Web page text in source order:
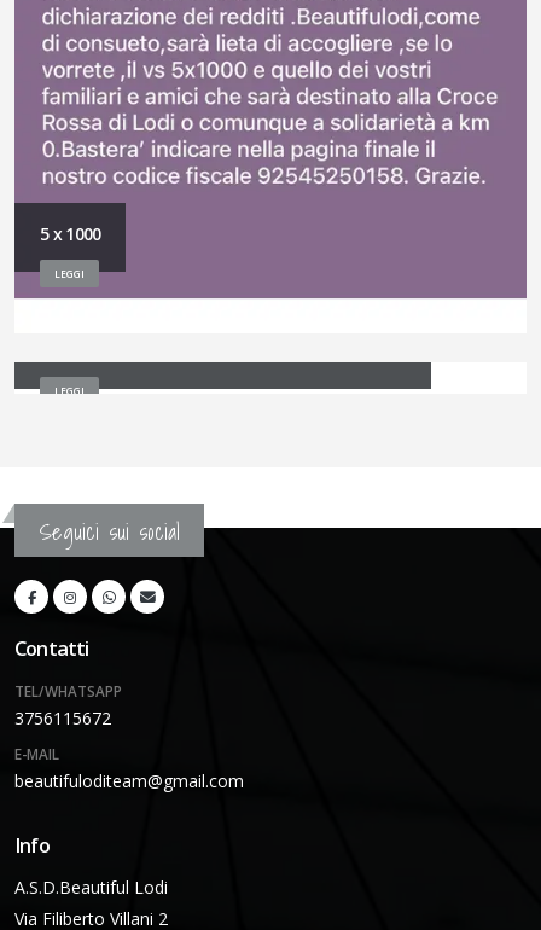
5 x 1000
LEGGI
LEGGI
Seguici sui social
Contatti
TEL/WHATSAPP
3756115672
E-MAIL
beautifuloditeam@gmail.com
Info
A.S.D.Beautiful Lodi
Via Filiberto Villani 2